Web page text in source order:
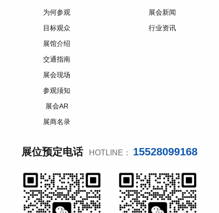
为何参观
目标观众
展馆介绍
交通指南
展会现场
参观须知
展会AR
展商名录
展会新闻
行业资讯
展位预定电话 HOTLINE： 15528099168